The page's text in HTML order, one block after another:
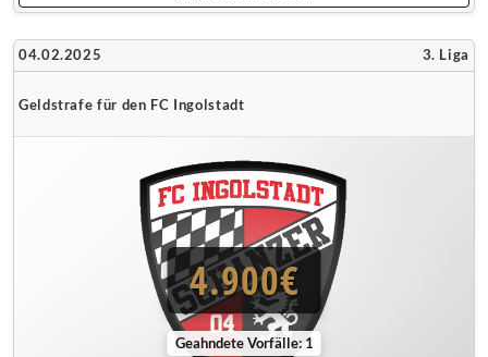
04.02.2025 3. Liga
Geldstrafe für den FC Ingolstadt
4.900€
Geahndete Vorfälle: 1